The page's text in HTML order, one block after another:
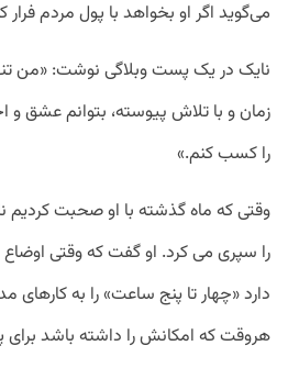
می‌گوید اگر او بخواهد با پول مردم
نایک در یک پست وبلاگی نوشت: «من
زمان و با تلاش پیوسته، بتوانم عشق و
را کسب کنم.»
وقتی که ماه گذشته با او صحبت کردیم
را سپری می کرد. او گفت که وقتی
دارد «چهار تا پنج ساعت» را به
هروقت که امکانش را داشته باشد برای